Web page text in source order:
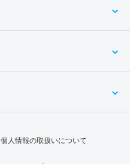
個人情報の取扱いについて